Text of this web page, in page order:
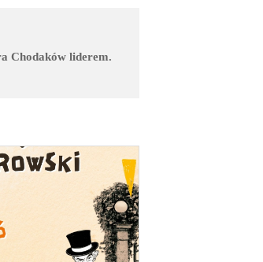
Chodaków liderem.